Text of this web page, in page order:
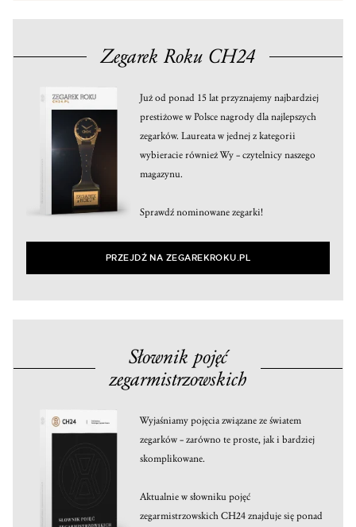
Zegarek Roku CH24
Już od ponad 15 lat przyznajemy najbardziej
prestiżowe w Polsce nagrody dla najlepszych
zegarków. Laureata w jednej z kategorii
wybieracie również Wy – czytelnicy naszego
magazynu.
Sprawdź nominowane zegarki!
PRZEJDŹ NA ZEGAREKROKU.PL
Słownik pojęć
zegarmistrzowskich
Wyjaśniamy pojęcia związane ze światem
zegarków – zarówno te proste, jak i bardziej
skomplikowane.
Aktualnie w słowniku pojęć
zegarmistrzowskich CH24 znajduje się ponad